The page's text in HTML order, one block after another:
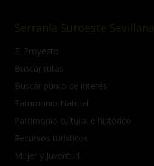
Serranía Suroeste Sevillana
El Proyecto
Buscar rutas
Buscar punto de interés
Patrimonio Natural
Patrimonio cultural e histórico
Recursos turísticos
Mujer y Juventud